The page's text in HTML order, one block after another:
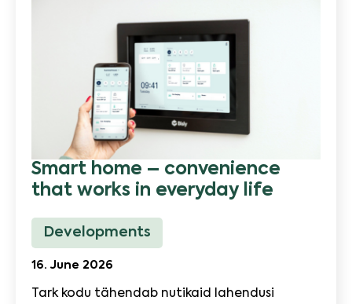
Smart home – convenience
that works in everyday life
16. June 2026
Developments
Tark kodu tähendab nutikaid lahendusi